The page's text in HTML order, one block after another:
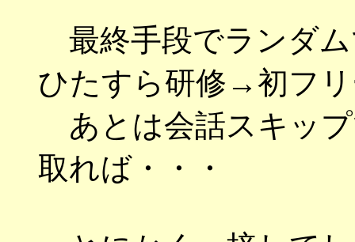
最終手段でランダ
ひたすら研修→初フ
あとは会話スキッ
取れば・・・